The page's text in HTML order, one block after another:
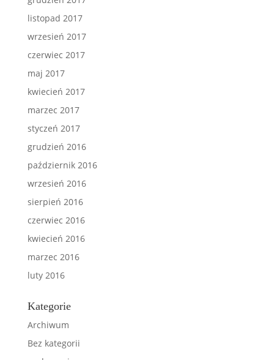
listopad 2017
wrzesień 2017
czerwiec 2017
maj 2017
kwiecień 2017
marzec 2017
styczeń 2017
grudzień 2016
październik 2016
wrzesień 2016
sierpień 2016
czerwiec 2016
kwiecień 2016
marzec 2016
luty 2016
Kategorie
Archiwum
Bez kategorii